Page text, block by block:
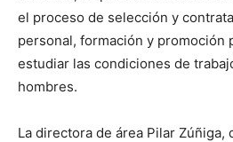
el proceso de selección y
personal, formación y promoción
estudiar las condiciones de
hombres.
La directora de área Pilar Zúñiga,